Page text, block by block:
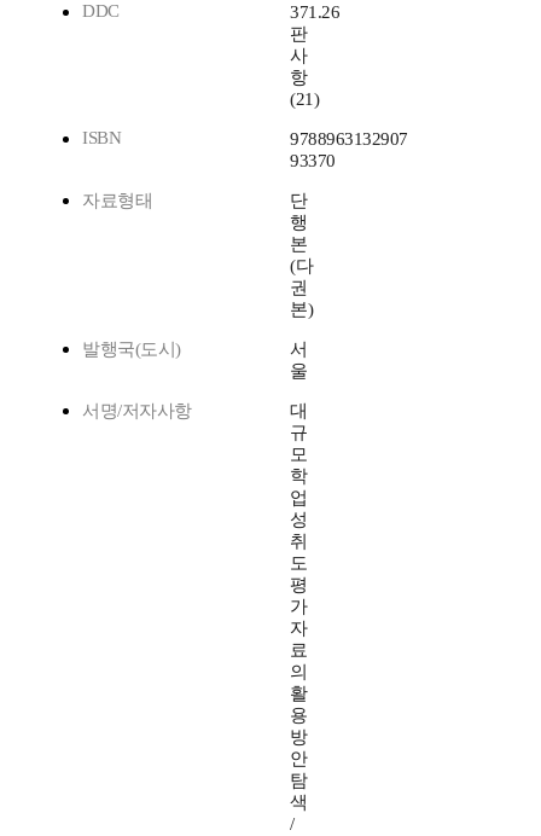
DDC
371.26
판
사
항
(21)
ISBN
9788963132907
93370
자료형태
단
행
본
(다
권
본)
발행국(도시)
서
울
서명/저자사항
대
규
모
학
업
성
취
도
평
가
자
료
의
활
용
방
안
탐
색
/